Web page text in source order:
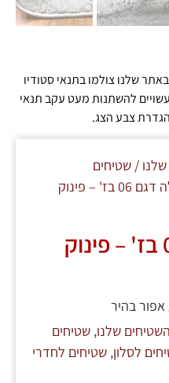
שלנו צולמו בתנאי סטודיו
להשתנות מעט עקב תנאי
צבע הצג.
/ שטיחים
/ שטיח וילה דגם 06 בז' – פינוק
שטיח וילה דגם 06 בז' – פינוק
השטיחים שלנו, שטיחים
לסלון, שטיחים לחדרי